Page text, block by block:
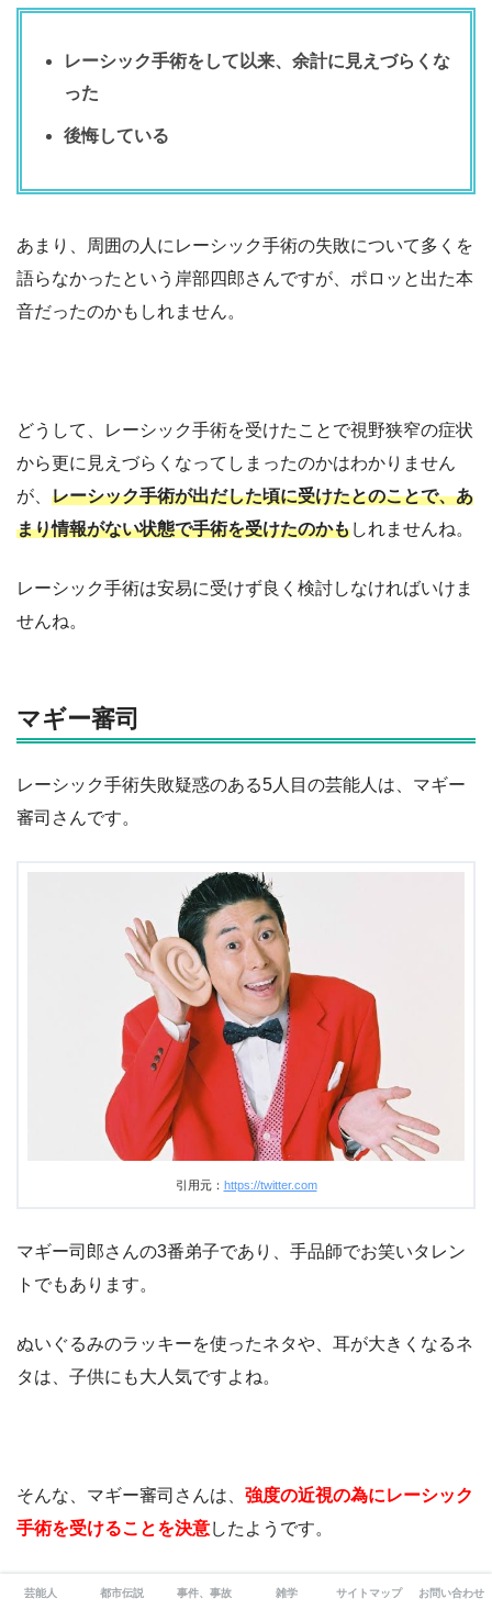
レーシック手術をして以来、余計に見えづらくな
った
後悔している
あまり、周囲の人にレーシック手術の失敗について多くを
語らなかったという岸部四郎さんですが、ポロッと出た本
音だったのかもしれません。
どうして、レーシック手術を受けたことで視野狭窄の症状
から更に見えづらくなってしまったのかはわかりません
が、 レーシック手術が出だした頃に受けたとのことで、あ
まり情報がない状態で手術を受けたのかもしれませんね。
レーシック手術は安易に受けず良く検討しなければいけま
せんね。
マギー審司
レーシック手術失敗疑惑のある5人目の芸能人は、マギー
審司さんです。
引用元： https://twitter.com
マギー司郎さんの3番弟子であり、手品師でお笑いタレン
トでもあります。
ぬいぐるみのラッキーを使ったネタや、耳が大きくなるネ
タは、子供にも大人気ですよね。
そんな、マギー審司さんは、 強度の近視の為にレーシック
手術を受けることを決意したようです。
レーシック手術後の結果・・・
芸能人 都市伝説 事件、事故 雑学 サイトマップ お問い合わせ